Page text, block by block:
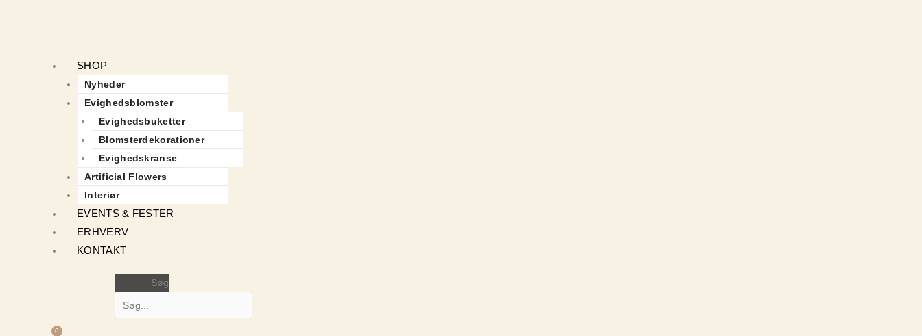
SHOP
Nyheder
Evighedsblomster
Evighedsbuketter
Blomsterdekorationer
Evighedskranse
Artificial Flowers
Interiør
EVENTS & FESTER
ERHVERV
KONTAKT
Søg
0